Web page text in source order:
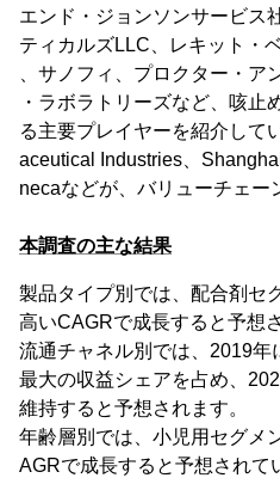
エンド・ジョンソンサービス
ティカルズLLC、レキット・
、サノフィ、プロクター・ア
・ラボラトリーズなど、咳止
る主要プレイヤーを紹介して
aceutical Industries、
necaなどが、バリューチェー
本調査の主な結果
製品タイプ別では、配合剤セ
高いCAGRで成長すると予想
流通チャネル別では、2019
最大の収益シェアを占め、
維持すると予想されます。
年齢層別では、小児用セグメ
AGRで成長すると予想されて